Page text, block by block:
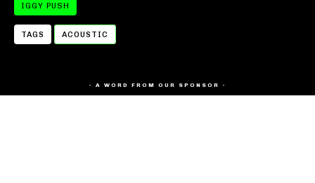
IGGY PUSH
TAGS ACOUSTIC
- A WORD FROM OUR SPONSOR -